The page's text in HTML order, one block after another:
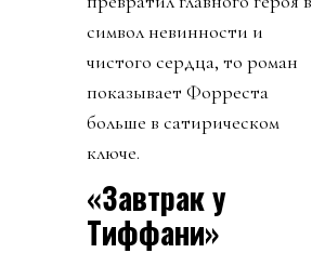
символ невинности и
чистого сердца, то роман
показывает Форреста
больше в сатирическом
ключе.
«Завтрак у
Тиффани»